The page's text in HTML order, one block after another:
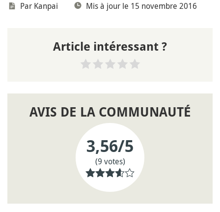
Par Kanpai Mis à jour le 15 novembre 2016
Article intéressant ?
AVIS DE LA COMMUNAUTÉ
3,56/5
(9 votes)